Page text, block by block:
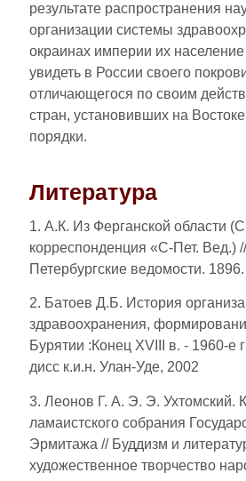
результате распространения
организации системы
окраинах империи их
увидеть в России своего
отличающегося по своим
стран, установивших на
порядки.
Литература
1. А.К. Из Ферганской области
корреспонденция «С-Пет. Вед.)
Петербургские ведомости.
2. Батоев Д.Б. История
здравоохранения,
Бурятии :Конец XVIII в. - 1960-е
дисс к.и.н. Улан-Уде, 2002
3. Леонов Г. А. Э. Э. Ухтомский.
ламаистского собрания
Эрмитажа // Буддизм и
художественное творчество